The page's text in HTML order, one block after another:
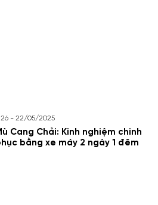
- 22/05/2025
Cang Chải: Kinh nghiệm chinh
bằng xe máy 2 ngày 1 đêm